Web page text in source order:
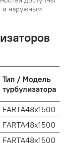
и наружным
Тип / Модель
турбулизатора
FARTA48x1500
FARTA48x1500
FARTA48x1500